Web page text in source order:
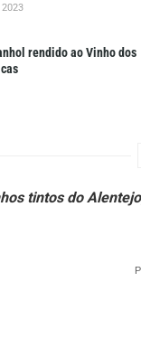
rendido ao Vinho dos
tintos do